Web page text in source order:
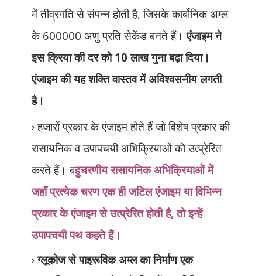
में तीव्रगति से संपन्न होती है,जिसके कार्बोनिक अम्ल
के 600000 अणु प्रति सेकेंड बनते हैं।एंजाइम ने
इस क्रिया की दर को 10 लाख गुना बढ़ा दिया।
एंजाइम की यह शक्ति वास्तव में अविश्वसनीय लगती
है।
हजारों प्रकार के एंजाइम होते हैं जो विशेष प्रकार की
रासायनिक व उपापचयी अभिक्रियाओं को उत्प्रेरित
करते हैं। बहुचरणीय रासायनिक अभिक्रियाओं में
जहाँ प्रत्येक चरण एक ही जटिल एंजाइम या विभिन्न
प्रकार के एंजाइम से उत्प्रेरित होती है,तो इन्हें
उपापचयी पथ कहते हैं।
ग्लूकोज से पाइरूविक अम्ल का निर्माण एक